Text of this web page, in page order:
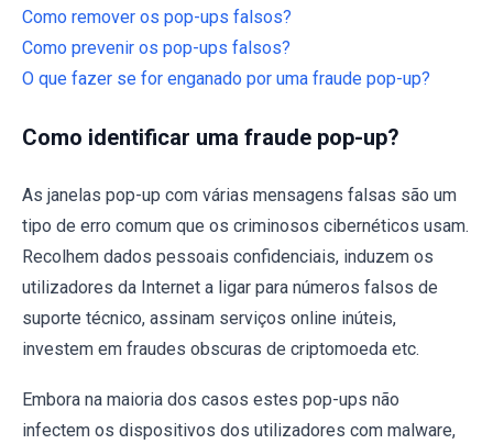
Como remover os pop-ups falsos?
Como prevenir os pop-ups falsos?
O que fazer se for enganado por uma fraude pop-up?
Como identificar uma fraude pop-up?
As janelas pop-up com várias mensagens falsas são um
tipo de erro comum que os criminosos cibernéticos usam.
Recolhem dados pessoais confidenciais, induzem os
utilizadores da Internet a ligar para números falsos de
suporte técnico, assinam serviços online inúteis,
investem em fraudes obscuras de criptomoeda etc.
Embora na maioria dos casos estes pop-ups não
infectem os dispositivos dos utilizadores com malware,